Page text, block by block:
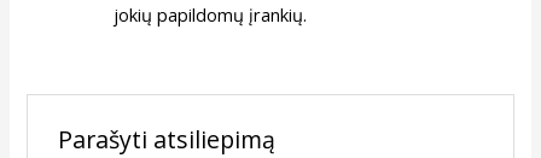
jokių papildomų įrankių.
Parašyti atsiliepimą